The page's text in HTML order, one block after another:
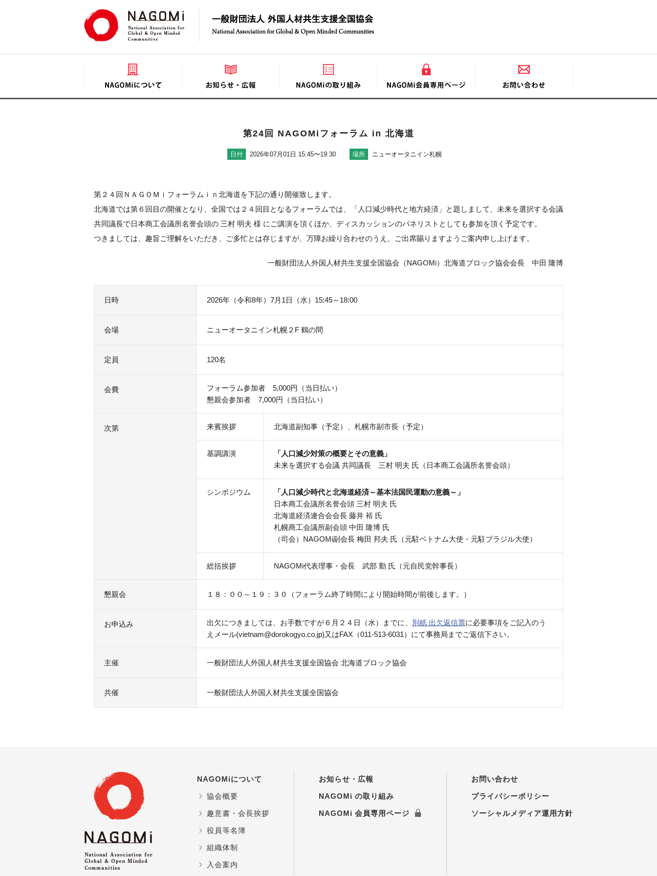
第24回 NAGOMiフォーラム in 北海道
日付 2026年07月01日 15:45〜19:30 場所 ニューオータニイン札幌
第２４回ＮＡＧＯＭｉフォーラムｉｎ北海道を下記の通り開催致します。
北海道では第６回目の開催となり、全国では２４回目となるフォーラムでは、「人口減少時代と地方経済」と題しまして、未来を選択する会議
共同議長で日本商工会議所名誉会頭の 三村 明夫 様 にご講演を頂くほか、ディスカッションのパネリストとしても参加を頂く予定です。
つきましては、趣旨ご理解をいただき、ご多忙とは存じますが、万障お繰り合わせのうえ、ご出席賜りますようご案内申し上げます。
一般財団法人外国人材共生支援全国協会（NAGOMi）北海道ブロック協会会長 中田 隆博
日時 2026年（令和8年）7月1日（水）15:45～18:00
会場 ニューオータニイン札幌２F 鶴の間
定員 120名
会費
フォーラム参加者 5,000円（当日払い）
懇親会参加者 7,000円（当日払い）
次第 来賓挨拶 北海道副知事（予定）、札幌市副市長（予定）
基調講演
「人口減少対策の概要とその意義」
未来を選択する会議 共同議長 三村 明夫 氏（日本商工会議所名誉会頭）
シンポジウム
「人口減少時代と北海道経済～基本法国民運動の意義～」
日本商工会議所名誉会頭 三村 明夫 氏
北海道経済連合会会長 藤井 裕 氏
札幌商工会議所副会頭 中田 隆博 氏
（司会）NAGOMi副会長 梅田 邦夫 氏（元駐ベトナム大使・元駐ブラジル大使）
総括挨拶 NAGOMi代表理事・会長 武部 勤 氏（元自民党幹事長）
懇親会 １８：００～１９：３０（フォーラム終了時間により開始時間が前後します。）
お申込み 出欠につきましては、お手数ですが６月２４日（水）までに、 別紙 出欠返信票に必要事項をご記入のう
えメール(vietnam@dorokogyo.co.jp)又はFAX（011-513-6031）にて事務局までご返信下さい。
主催 一般財団法人外国人材共生支援全国協会 北海道ブロック協会
共催 一般財団法人外国人材共生支援全国協会
NAGOMiについて
協会概要
趣意書・会長挨拶
役員等名簿
組織体制
入会案内
お知らせ・広報
NAGOMi の取り組み
NAGOMi 会員専用ページ
お問い合わせ
プライバシーポリシー
ソーシャルメディア運用方針